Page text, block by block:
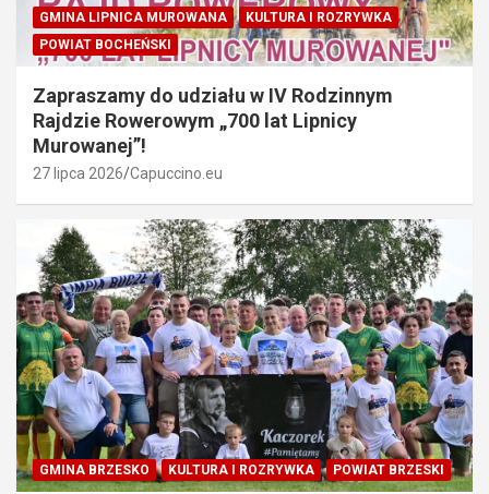
GMINA LIPNICA MUROWANA
KULTURA I ROZRYWKA
POWIAT BOCHEŃSKI
Zapraszamy do udziału w IV Rodzinnym
Rajdzie Rowerowym „700 lat Lipnicy
Murowanej”!
27 lipca 2026 Capuccino.eu
GMINA BRZESKO KULTURA I ROZRYWKA POWIAT BRZESKI